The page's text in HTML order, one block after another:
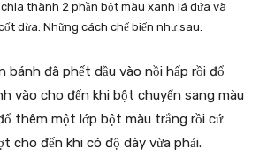
thành 2 phần bột màu xanh lá dứa và
dừa. Những cách chế biến như sau:
bánh đã phết dầu vào nồi hấp rồi đổ
vào cho đến khi bột chuyển sang màu
thêm một lớp bột màu trắng rồi cứ
cho đến khi có độ dày vừa phải.